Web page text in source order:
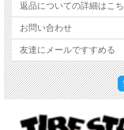
返品についての詳細はこ
お問い合わせ
友達にメールですすめる